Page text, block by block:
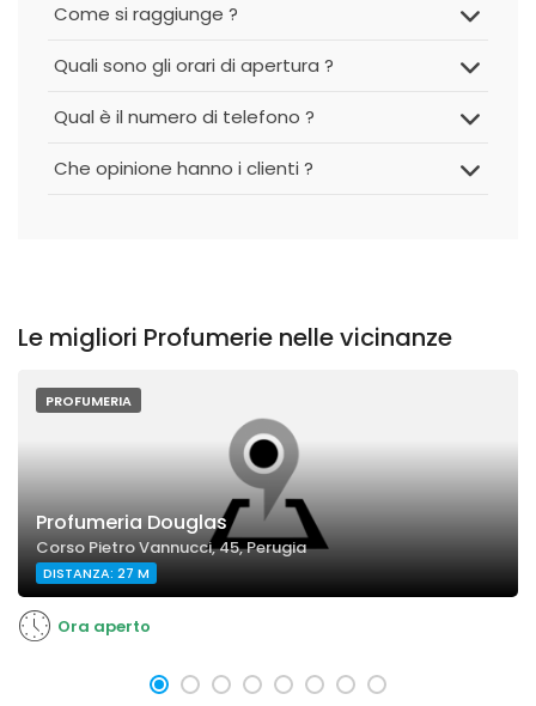
Come si raggiunge ?
Quali sono gli orari di apertura ?
Qual è il numero di telefono ?
Che opinione hanno i clienti ?
Le migliori Profumerie nelle vicinanze
PROFUMERIA
Profumeria Douglas
Corso Pietro Vannucci, 45, Perugia
DISTANZA: 27 M
Ora aperto